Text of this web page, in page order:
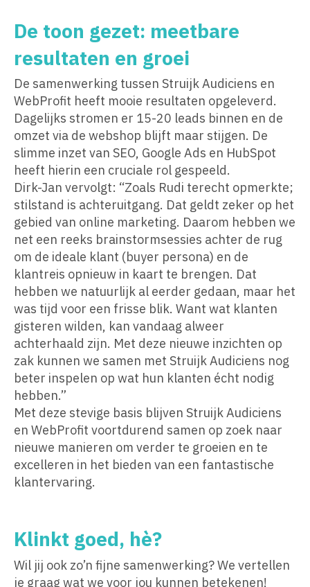
De toon gezet: meetbare
resultaten en groei
De samenwerking tussen Struijk Audiciens en
WebProfit heeft mooie resultaten opgeleverd.
Dagelijks stromen er 15-20 leads binnen en de
omzet via de webshop blijft maar stijgen. De
slimme inzet van SEO, Google Ads en HubSpot
heeft hierin een cruciale rol gespeeld.
Dirk-Jan vervolgt: “Zoals Rudi terecht opmerkte;
stilstand is achteruitgang. Dat geldt zeker op het
gebied van online marketing. Daarom hebben we
net een reeks brainstormsessies achter de rug
om de ideale klant (buyer persona) en de
klantreis opnieuw in kaart te brengen. Dat
hebben we natuurlijk al eerder gedaan, maar het
was tijd voor een frisse blik. Want wat klanten
gisteren wilden, kan vandaag alweer
achterhaald zijn. Met deze nieuwe inzichten op
zak kunnen we samen met Struijk Audiciens nog
beter inspelen op wat hun klanten écht nodig
hebben.”
Met deze stevige basis blijven Struijk Audiciens
en WebProfit voortdurend samen op zoek naar
nieuwe manieren om verder te groeien en te
excelleren in het bieden van een fantastische
klantervaring.
Klinkt goed, hè?
Wil jij ook zo’n fijne samenwerking? We vertellen
je graag wat we voor jou kunnen betekenen!